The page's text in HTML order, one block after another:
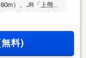
）、JR「上熊
ン。
料)